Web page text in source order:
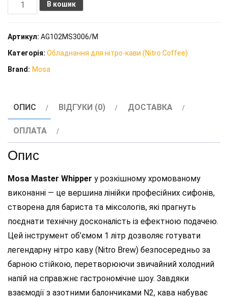
Сифон
для
Master
л
(Хром)
кількість
В кошик
Артикул: AG102MS3006/M
Категорія: Обладнання для нітро-кави (Nitro Coffee)
Brand: Mosa
ОПИС ВІДГУКИ (0) ДОСТАВКА
ОПЛАТА
Опис
Mosa Master Whipper у розкішному хромованому
виконанні — це вершина лінійки професійних сифонів,
створена для бариста та міксологів, які прагнуть
поєднати технічну досконалість із ефектною подачею.
Цей інструмент об’ємом 1 літр дозволяє готувати
легендарну нітро каву (Nitro Brew) безпосередньо за
барною стійкою, перетворюючи звичайний холодний
напій на справжнє гастрономічне шоу. Завдяки
взаємодії з азотними балончиками N2, кава набуває